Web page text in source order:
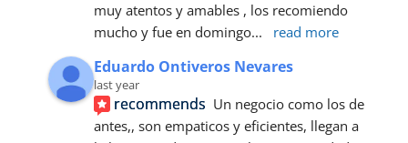
muy atentos y amables , los recomiendo
mucho y fue en domingo... read more
Eduardo Ontiveros Nevares
last year
recommends Un negocio como los de
antes,, son empaticos y eficientes, llegan a